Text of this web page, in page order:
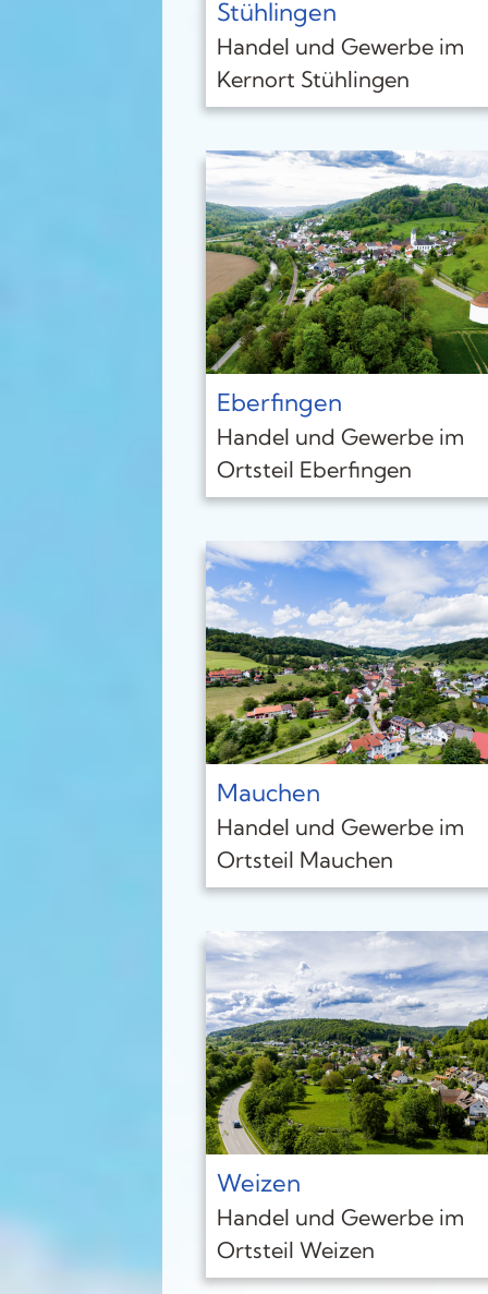
Stühlingen
Handel und Gewerbe im
Kernort Stühlingen
Eberfingen
Handel und Gewerbe im
Ortsteil Eberfingen
Mauchen
Handel und Gewerbe im
Ortsteil Mauchen
Weizen
Handel und Gewerbe im
Ortsteil Weizen